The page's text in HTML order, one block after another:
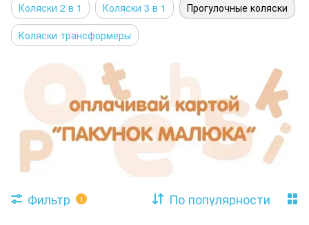
Коляски 2 в 1 Коляски 3 в 1
Прогулочные коляски
Коляски трансформеры
Фильтр 1 По популярности